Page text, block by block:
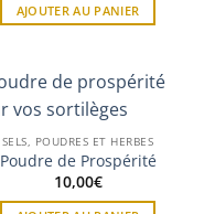
AJOUTER AU PANIER
SELS, POUDRES ET HERBES
Poudre de Prospérité
10,00€